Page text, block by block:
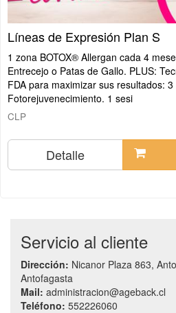
Líneas de Expresión Plan S
1 zona BOTOX® Allergan cada 4
Entrecejo o Patas de Gallo. PLUS:
FDA para maximizar sus resultados:
Fotorejuvenecimiento. 1 sesi
CLP
Detalle
Servicio al cliente
Dirección: Nicanor Plaza 863,
Antofagasta
Mail: administracion@ageback.cl
Teléfono: 552226060